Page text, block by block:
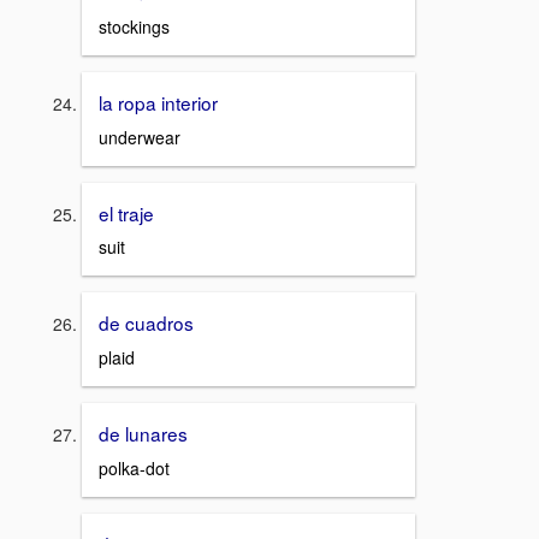
stockings
la ropa interior
underwear
el traje
suit
de cuadros
plaid
de lunares
polka-dot